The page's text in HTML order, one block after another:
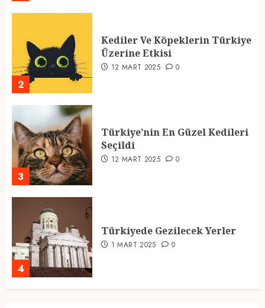
2
Kediler Ve Köpeklerin Türkiye
Üzerine Etkisi
12 MART 2025 0
3
Türkiye’nin En Güzel Kedileri
Seçildi
12 MART 2025 0
4
Türkiyede Gezilecek Yerler
1 MART 2025 0